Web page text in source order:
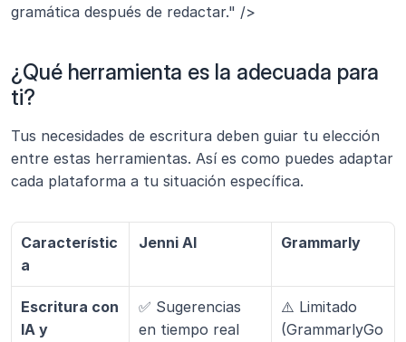
gramática después de redactar." />
¿Qué herramienta es la adecuada para
ti?
Tus necesidades de escritura deben guiar tu elección
entre estas herramientas. Así es como puedes adaptar
cada plataforma a tu situación específica.
Característic
a
Jenni AI Grammarly
Escritura con
IA y
✅ Sugerencias
en tiempo real
⚠️ Limitado
(GrammarlyGo